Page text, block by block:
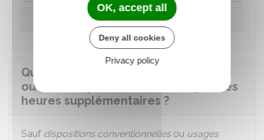
Au-delà du contingent annuel
Quelle est l'incidence d'un jour férié
ou des congés dans le décompte des
heures supplémentaires ?
Sauf dispositions conventionnellesou usages
OK, accept all
Deny all cookies
Privacy policy